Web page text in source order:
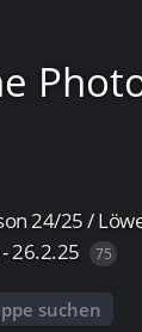
24/25/
26.2.25
75
suchen